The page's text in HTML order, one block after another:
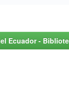
Ecuador -